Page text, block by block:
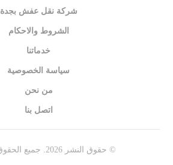
شركة نقل عفش بجدة
الشروط والاحكام
خدماتنا
سياسة الخصوصية
من نحن
اتصل بنا
© حقوق النشر 2026. جميع الحقوق محفوظة.